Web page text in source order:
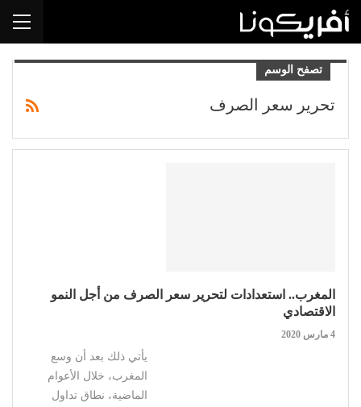
تصفح الوسم
تحرير سعر الصرف
المغرب.. استعدادات لتحرير سعر الصرف من أجل النمو
الاقتصادي
4 مارس 2020
يأتي ذلك بعد أن وسع
المغرب، خلال الأعوام
الماضية، نطاق تداول